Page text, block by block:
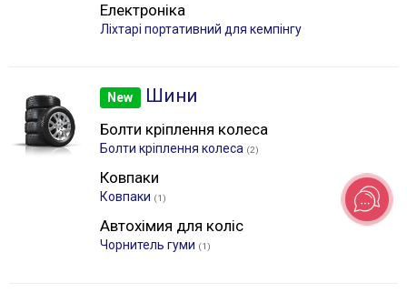
Електроніка
Лiхтарі портативний для кемпінгу
New Шини
Болти кріплення колеса
Болти кріплення колеса (2)
Ковпаки
Ковпаки (1)
Автохімия для коліс
Чорнитель гуми (1)